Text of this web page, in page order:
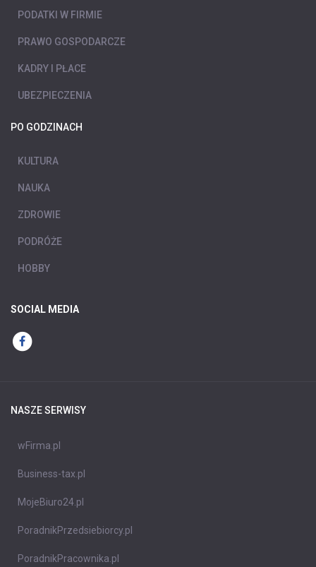
PODATKI W FIRMIE
PRAWO GOSPODARCZE
KADRY I PŁACE
UBEZPIECZENIA
PO GODZINACH
KULTURA
NAUKA
ZDROWIE
PODRÓŻE
HOBBY
SOCIAL MEDIA
NASZE SERWISY
wFirma.pl
Business-tax.pl
MojeBiuro24.pl
PoradnikPrzedsiebiorcy.pl
PoradnikPracownika.pl